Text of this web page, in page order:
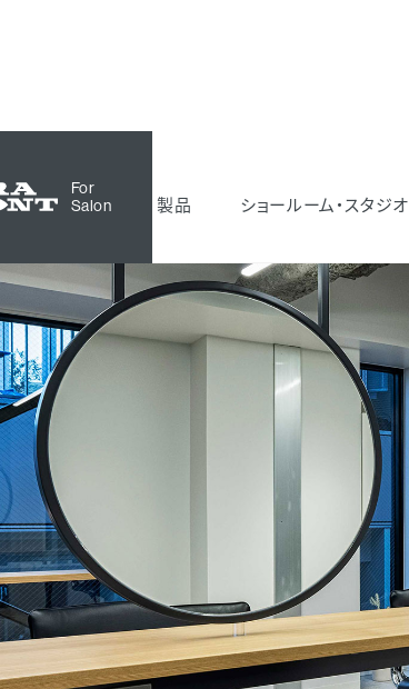
For
Salon
製品 ショールーム・スタジオ
サロン空間事例